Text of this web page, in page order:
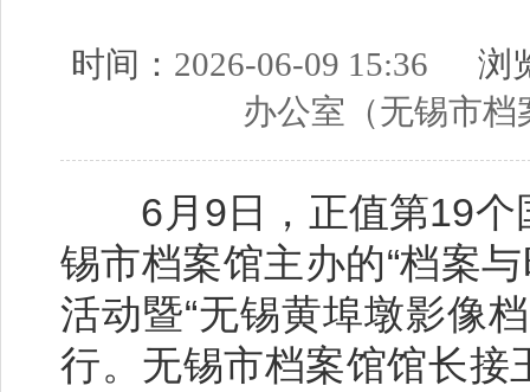
时间： 2026-06-09 15:36 浏
办公室（无锡市档
6月9日，正值第19个
锡市档案馆主办的“档案
活动暨“无锡黄埠墩影像
行。无锡市档案馆馆长接